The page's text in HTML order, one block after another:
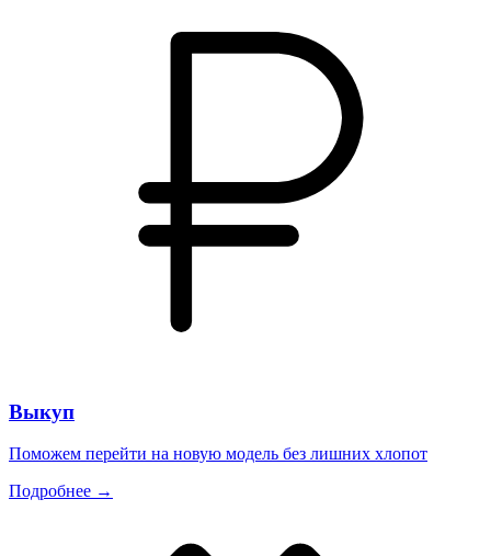
Выкуп
Поможем перейти на новую модель без лишних хлопот
Подробнее →